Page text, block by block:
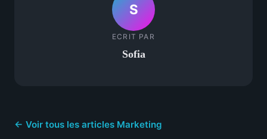
S
ECRIT PAR
Sofia
← Voir tous les articles Marketing